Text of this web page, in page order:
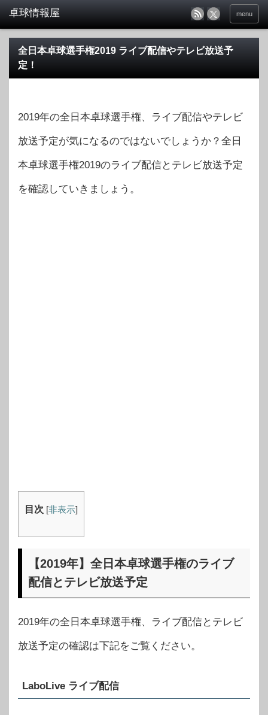
menu
全日本卓球選手権2019 ライブ配信やテレビ放送予
定！
2019年の全日本卓球選手権、ライブ配信やテレビ
放送予定が気になるのではないでしょうか？全日
本卓球選手権2019のライブ配信とテレビ放送予定
を確認していきましょう。
目次 [非表示]
【2019年】全日本卓球選手権のライブ
配信とテレビ放送予定
2019年の全日本卓球選手権、ライブ配信とテレビ
放送予定の確認は下記をご覧ください。
LaboLive ライブ配信